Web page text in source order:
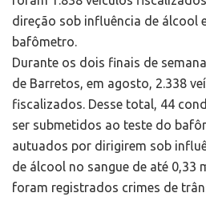
direção sob influência de álcool
bafômetro.
Durante os dois finais de
de Barretos, em agosto, 2.338
fiscalizados. Desse total, 44
ser submetidos ao teste do
autuados por dirigirem sob
de álcool no sangue de até 0,33
foram registrados crimes de